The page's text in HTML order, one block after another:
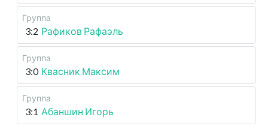
Группа
3:2 Рафиков Рафаэль
Группа
3:0 Квасник Максим
Группа
3:1 Абаншин Игорь